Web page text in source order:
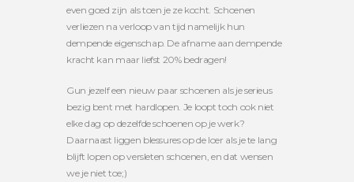
even goed zijn als toen je ze kocht. Schoenen
verliezen na verloop van tijd namelijk hun
dempende eigenschap. De afname aan dempende
kracht kan maar liefst 20% bedragen!
Gun jezelf een nieuw paar schoenen als je serieus
bezig bent met hardlopen. Je loopt toch ook niet
elke dag op dezelfde schoenen op je werk?
Daarnaast liggen blessures op de loer als je te lang
blijft lopen op versleten schoenen, en dat wensen
we je niet toe;)